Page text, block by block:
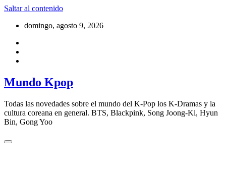
Saltar al contenido
domingo, agosto 9, 2026
Mundo Kpop
Todas las novedades sobre el mundo del K-Pop los K-Dramas y la
cultura coreana en general. BTS, Blackpink, Song Joong-Ki, Hyun
Bin, Gong Yoo